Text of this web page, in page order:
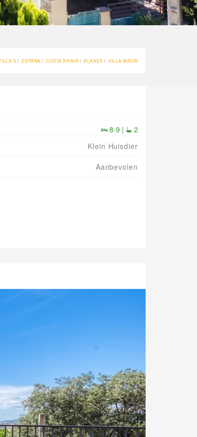
ESPAÑA COSTA BRAVA BLANES VILLA MAURI
8-9 |
2
Klein Huisdier
Aanbevolen